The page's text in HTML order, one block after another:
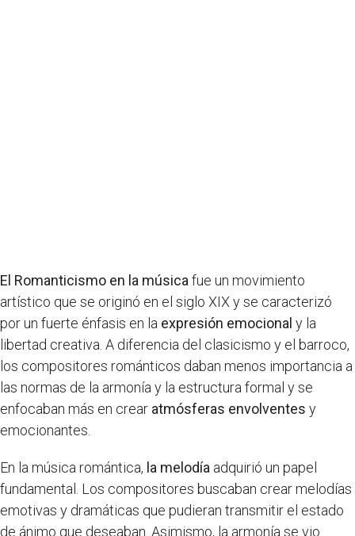
El Romanticismo en la música fue un movimiento
artístico que se originó en el siglo XIX y se caracterizó
por un fuerte énfasis en la expresión emocional y la
libertad creativa. A diferencia del clasicismo y el barroco,
los compositores románticos daban menos importancia a
las normas de la armonía y la estructura formal y se
enfocaban más en crear atmósferas envolventes y
emocionantes.
En la música romántica, la melodía adquirió un papel
fundamental. Los compositores buscaban crear melodías
emotivas y dramáticas que pudieran transmitir el estado
de ánimo que deseaban. Asimismo, la armonía se vio